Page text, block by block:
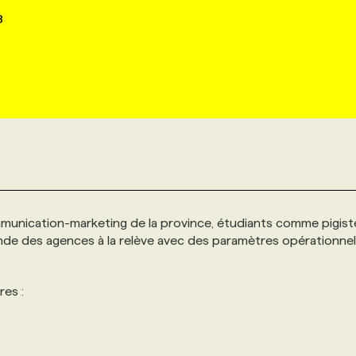
marketing de la province, étudiants comme
des agences à la relève avec des paramètres
: